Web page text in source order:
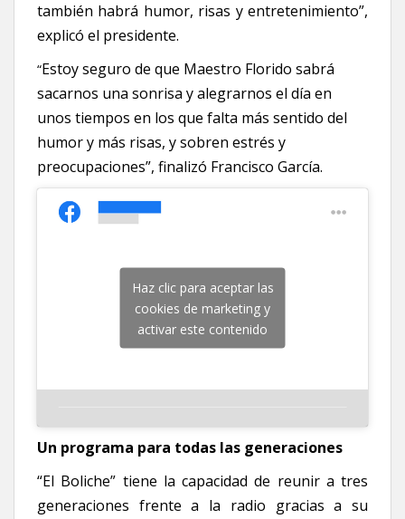
también habrá humor, risas y entretenimiento”,
explicó el presidente.
“Estoy seguro de que Maestro Florido sabrá
sacarnos una sonrisa y alegrarnos el día en
unos tiempos en los que falta más sentido del
humor y más risas, y sobren estrés y
preocupaciones”, finalizó Francisco García.
Haz clic para aceptar las
cookies de marketing y
activar este contenido
Un programa para todas las generaciones
“El Boliche” tiene la capacidad de reunir a tres
generaciones frente a la radio gracias a su